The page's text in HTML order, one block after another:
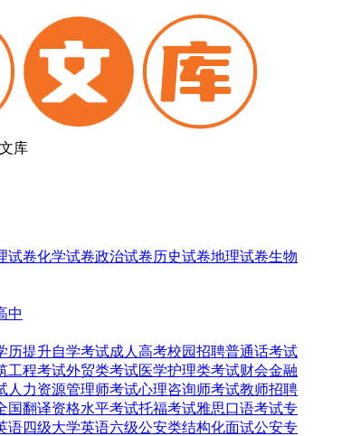
库
试卷化学试卷政治试卷历史试卷地理试卷生物
中
历提升自学考试成人高考校园招聘普通话考试
工程考试外贸类考试医学护理类考试财会金融
人力资源管理师考试心理咨询师考试教师招聘
国翻译资格水平考试托福考试雅思口语考试专
语四级大学英语六级公安类结构化面试公安专